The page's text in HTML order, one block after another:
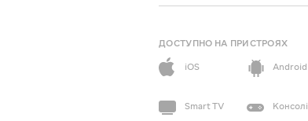
ДОСТУПНО НА ПРИСТРОЯХ
iOS
Android
Smart TV Консолі